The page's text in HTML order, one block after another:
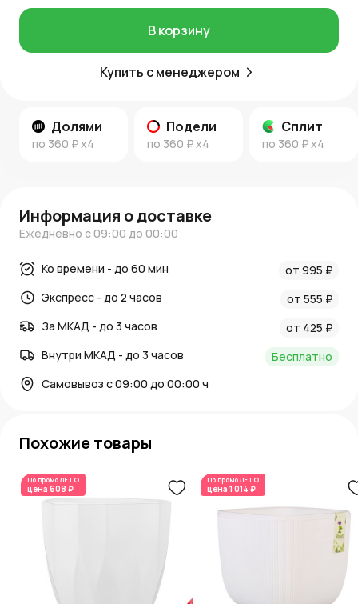
В корзину
Купить с менеджером
Долями
по 360 ₽x4
Подели
по 360 ₽x4
Сплит
по 360 ₽x4
AzaliaNow
AzaliaNow гарантирует высокое качество продукции и
внимательное отношение к каждому клиенту.
Информация о доставке
Ежедневно с 09:00 до 00:00
Ко времени - до 60 мин
от 995 ₽
Экспресс - до 2 часов
от 555 ₽
За МКАД - до 3 часов
от 425 ₽
Внутри МКАД - до 3 часов
Бесплатно
Самовывоз с 09:00 до 00:00 ч
Похожие товары
По промоЛЕТО
цена 608 ₽
По промоЛЕТО
цена 1 014 ₽